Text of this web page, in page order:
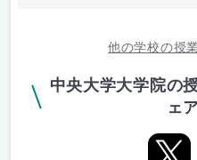
他の学校の授
中央大学大学院の
ェ